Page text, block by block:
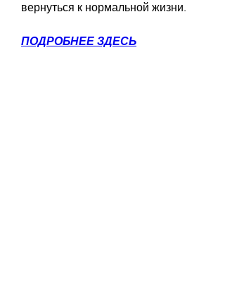
вернуться к нормальной жизни.
ПОДРОБНЕЕ ЗДЕСЬ